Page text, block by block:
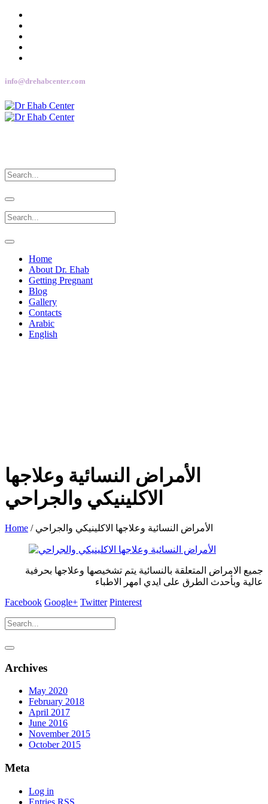
info@drehabcenter.com
Home
About Dr. Ehab
Getting Pregnant
Blog
Gallery
Contacts
Arabic
English
الأمراض النسائية وعلاجها
الاكلينيكي والجراحي
Home / الأمراض النسائية وعلاجها الاكلينيكي والجراحي
جميع الامراض المتعلقة بالنسائية يتم تشخيصها وعلاجها بحرفية
عالية وبأحدث الطرق على ايدي امهر الاطباء
Facebook Google+ Twitter Pinterest
Archives
May 2020
February 2018
April 2017
June 2016
November 2015
October 2015
Meta
Log in
Entries RSS